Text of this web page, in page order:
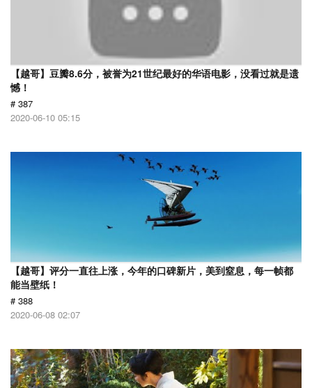
【越哥】豆瓣8.6分，被誉为21世纪最好的华语电影，没看过就是遗
憾！
# 387
2020-06-10 05:15
【越哥】评分一直往上涨，今年的口碑新片，美到窒息，每一帧都
能当壁纸！
# 388
2020-06-08 02:07